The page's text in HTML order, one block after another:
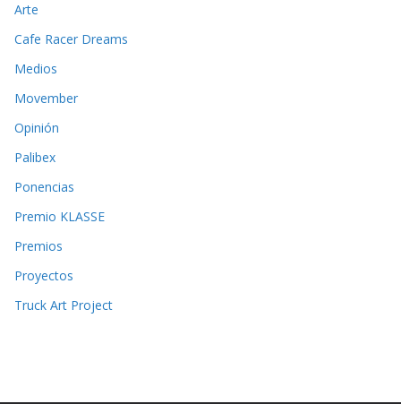
Arte
Cafe Racer Dreams
Medios
Movember
Opinión
Palibex
Ponencias
Premio KLASSE
Premios
Proyectos
Truck Art Project